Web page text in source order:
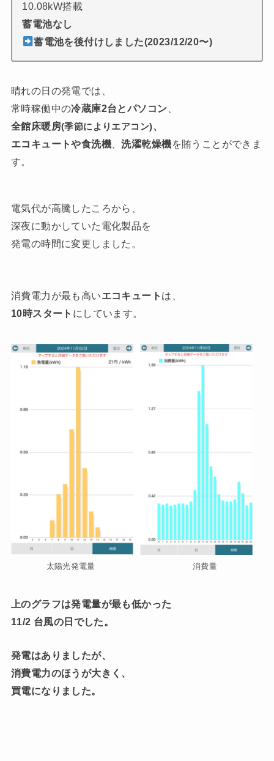
10.08kW搭載
蓄電池なし
蓄電池を後付けしました(2023/12/20〜)
晴れの日の発電では、
常時稼働中の冷蔵庫2台とパソコン
全館床暖房(季節によりエアコン)、
エコキュートや食洗機 、洗濯乾燥機を賄うことができま
す。
電気代が高騰したころから、
深夜に動かしていた電化製品を
発電の時間に変更しました。
消費電力が最も高いエコキュート は、
10時スタート にしています。
太陽光発電量 消費量
上のグラフは発電量が最も低かった
11/2 台風の日でした。
発電はありましたが、
消費電力のほうが大きく、
買電になりました。